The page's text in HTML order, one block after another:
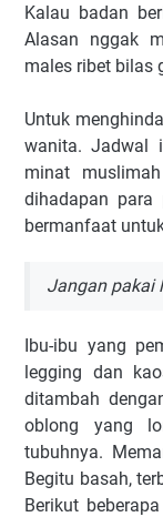
Kalau badan
Alasan nggak
males ribet bilas
Untuk
wanita. Jadwal
minat
dihadapan
bermanfaat
Jangan pakai
Ibu-ibu yang
legging dan
ditambah
oblong yang
tubuhnya.
Begitu basah,
Berikut